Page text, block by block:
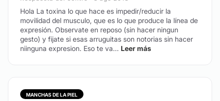
Hola La toxina lo que hace es impedir/reducir la
movilidad del musculo, que es lo que produce la línea de
expresión. Observate en reposo (sin hacer ningun
gesto) y fijate si esas arruguitas son notorias sin hacer
niinguna expresion. Eso te va... Leer más
MANCHAS DE LA PIEL